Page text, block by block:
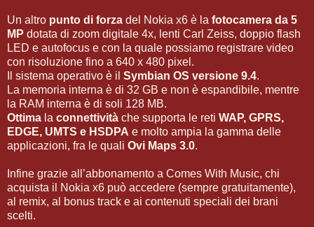
Un altro punto di forza del Nokia x6 è la fotocamera da 5
MP dotata di zoom digitale 4x, lenti Carl Zeiss, doppio flash
LED e autofocus e con la quale possiamo registrare video
con risoluzione fino a 640 x 480 pixel.
Il sistema operativo è il Symbian OS versione 9.4.
La memoria interna è di 32 GB e non è espandibile, mentre
la RAM interna è di soli 128 MB.
Ottima la connettività che supporta le reti WAP, GPRS,
EDGE, UMTS e HSDPA e molto ampia la gamma delle
applicazioni, fra le quali Ovi Maps 3.0.
Infine grazie all’abbonamento a Comes With Music, chi
acquista il Nokia x6 può accedere (sempre gratuitamente),
al remix, al bonus track e ai contenuti speciali dei brani
scelti.